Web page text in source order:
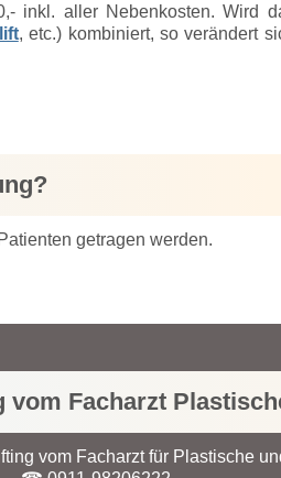
inkl. aller Nebenkosten. Wird
, etc.) kombiniert, so verändert
getragen werden.
vom Facharzt
vom Facharzt für Plastische